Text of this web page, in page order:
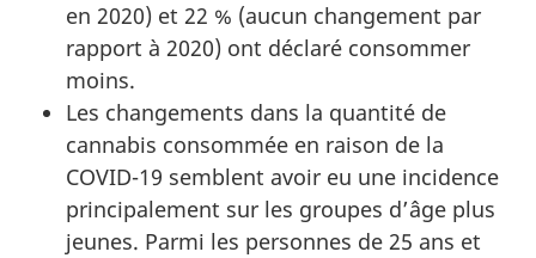
en 2020) et 22 % (aucun changement par
rapport à 2020) ont déclaré consommer
moins.
Les changements dans la quantité de
cannabis consommée en raison de la
COVID-19 semblent avoir eu une incidence
principalement sur les groupes d’âge plus
jeunes. Parmi les personnes de 25 ans et